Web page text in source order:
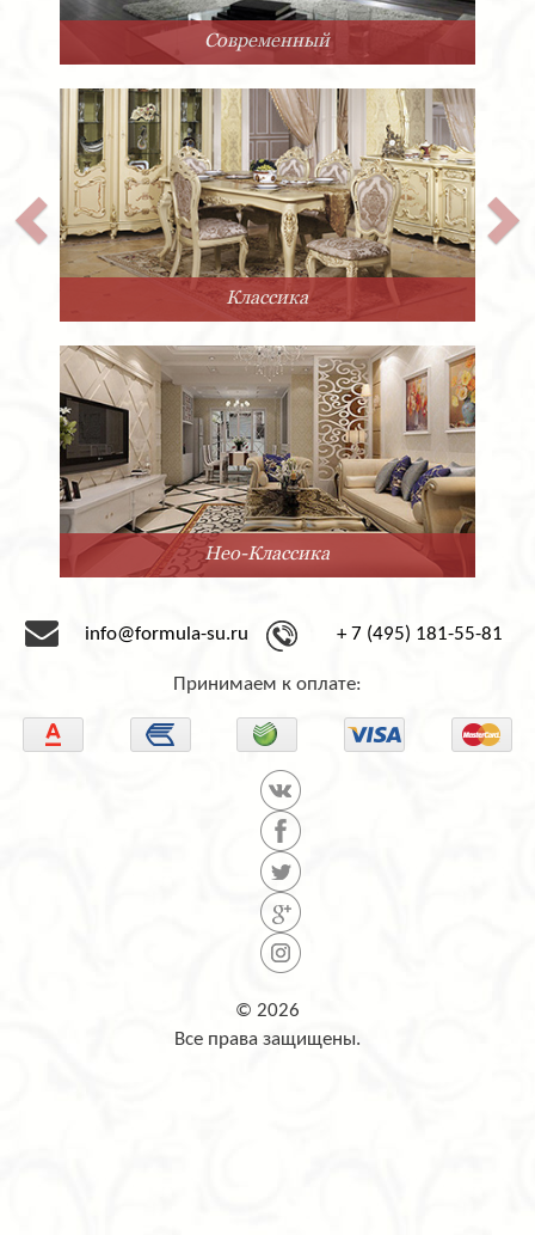
Современный
Классика
Нео-Классика
info@formula-su.ru + 7 (495) 181-55-81
Принимаем к оплате:
© 2026
Все права защищены.